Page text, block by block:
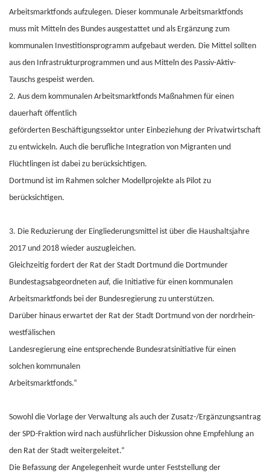
Arbeitsmarktfonds aufzulegen. Dieser kommunale Arbeitsmarktfonds
muss mit Mitteln des Bundes ausgestattet und als Ergänzung zum
kommunalen Investitionsprogramm aufgebaut werden. Die Mittel sollten
aus den Infrastrukturprogrammen und aus Mitteln des Passiv-Aktiv-
Tauschs gespeist werden.
2. Aus dem kommunalen Arbeitsmarktfonds Maßnahmen für einen
dauerhaft öffentlich
geförderten Beschäftigungssektor unter Einbeziehung der Privatwirtschaft
zu entwickeln. Auch die berufliche Integration von Migranten und
Flüchtlingen ist dabei zu berücksichtigen.
Dortmund ist im Rahmen solcher Modellprojekte als Pilot zu
berücksichtigen.
3. Die Reduzierung der Eingliederungsmittel ist über die Haushaltsjahre
2017 und 2018 wieder auszugleichen.
Gleichzeitig fordert der Rat der Stadt Dortmund die Dortmunder
Bundestagsabgeordneten auf, die Initiative für einen kommunalen
Arbeitsmarktfonds bei der Bundesregierung zu unterstützen.
Darüber hinaus erwartet der Rat der Stadt Dortmund von der nordrhein-
westfälischen
Landesregierung eine entsprechende Bundesratsinitiative für einen
solchen kommunalen
Arbeitsmarktfonds.“
Sowohl die Vorlage der Verwaltung als auch der Zusatz-/Ergänzungsantrag
der SPD-Fraktion wird nach ausführlicher Diskussion ohne Empfehlung an
den Rat der Stadt weitergeleitet.“
Die Befassung der Angelegenheit wurde unter Feststellung der